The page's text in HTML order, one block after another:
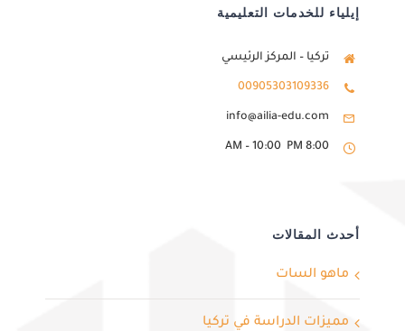
إيلياء للخدمات التعليمية
تركيا – المركز الرئيسي
00905303109336
info@ailia-edu.com
8:00 AM – 10:00 PM
أحدث المقالات
ماهو السات
مميزات الدراسة في تركيا